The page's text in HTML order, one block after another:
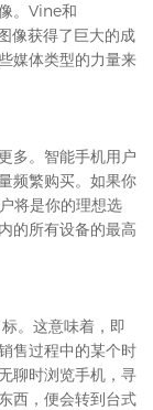
。Vine和
像获得了巨大的成
媒体类型的力量来
多。智能手机用户
频繁购买。如果你
将是你的理想选
的所有设备的最高
。这意味着，即
售过程中的某个时
聊时浏览手机，寻
西，便会转到台式